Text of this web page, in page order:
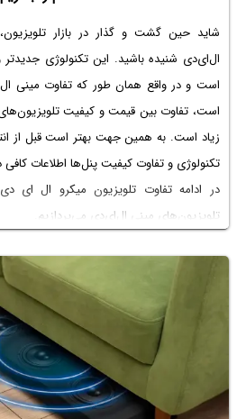
شاید حین گشت و گذار در بازار
ال‌ای‌دی شنیده باشید. این تکنولوژی
است و در واقع همان طور که تفاوت مینی
زیاد است. به همین جهت بهتر است قبل از
تکنولوژی و تفاوت کیفیت پنل‌ها اطلاعات کافی
در ادامه تفاوت تلویزیون میکرو ال ای
تلویزیون‌های مینی ال‌ای‌دی می‌پردازیم.